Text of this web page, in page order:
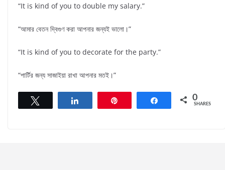
“It is kind of you to double my salary.”
“আমার বেতন দ্বিগুণ করা আপনার জন্যই ভালো।”
“It is kind of you to decorate for the party.”
“পার্টির জন্য সাজাইয়া রাখা আপনার মতই।”
Share 0
SHARES